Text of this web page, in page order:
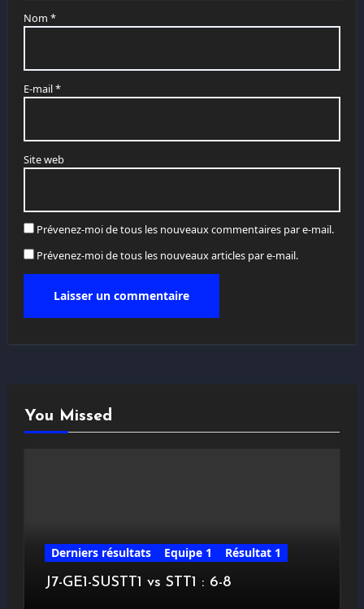
Nom *
E-mail*
Site web
Prévenez-moi de tous les nouveaux commentaires par e-mail.
Prévenez-moi de tous les nouveaux articles par e-mail.
You Missed
Derniers résultats Equipe 1
Résultat 1
J7-GE1-SUSTT1 vs STT1 : 6-8